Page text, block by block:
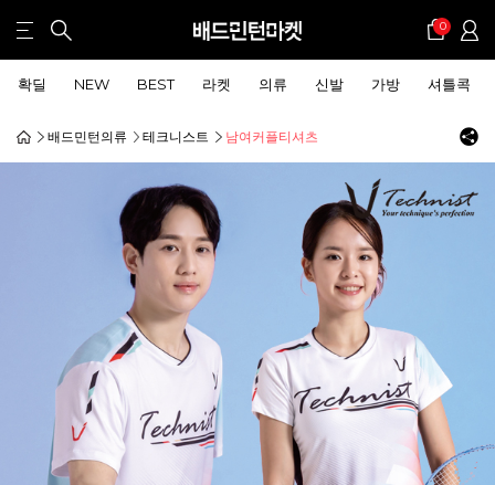
0
확딜 NEW BEST 라켓 의류 신발 가방 셔틀콕
배드민턴의류 테크니스트 남여커플티셔츠